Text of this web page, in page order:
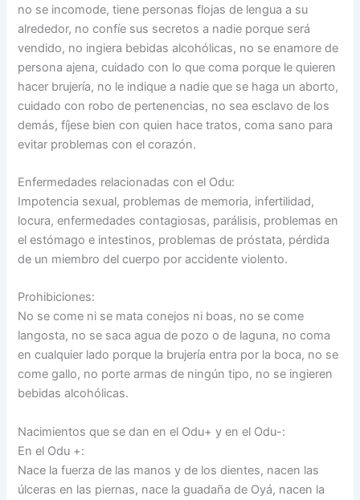
no se incomode, tiene personas flojas de lengua a su
alrededor, no confíe sus secretos a nadie porque será
vendido, no ingiera bebidas alcohólicas, no se enamore de
persona ajena, cuidado con lo que coma porque le quieren
hacer brujería, no le indique a nadie que se haga un aborto,
cuidado con robo de pertenencias, no sea esclavo de los
demás, fíjese bien con quien hace tratos, coma sano para
evitar problemas con el corazón.
Enfermedades relacionadas con el Odu:
Impotencia sexual, problemas de memoria, infertilidad,
locura, enfermedades contagiosas, parálisis, problemas en
el estómago e intestinos, problemas de próstata, pérdida
de un miembro del cuerpo por accidente violento.
Prohibiciones:
No se come ni se mata conejos ni boas, no se come
langosta, no se saca agua de pozo o de laguna, no coma
en cualquier lado porque la brujería entra por la boca, no se
come gallo, no porte armas de ningún tipo, no se ingieren
bebidas alcohólicas.
Nacimientos que se dan en el Odu+ y en el Odu-:
En el Odu +:
Nace la fuerza de las manos y de los dientes, nacen las
úlceras en las piernas, nace la guadaña de Oyá, nacen la